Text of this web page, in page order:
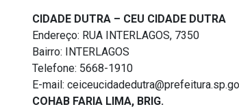
CIDADE DUTRA – CEU CIDADE DUTRA
Endereço: RUA INTERLAGOS, 7350
Bairro: INTERLAGOS
Telefone: 5668-1910
E-mail:
COHAB FARIA LIMA, BRIG.